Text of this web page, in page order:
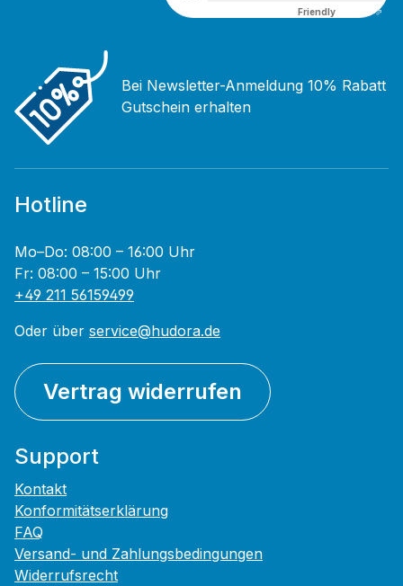
Friendly Captcha ⇗
Bei Newsletter-Anmeldung 10% Rabatt
Gutschein erhalten
Hotline
Mo–Do: 08:00 – 16:00 Uhr
Fr: 08:00 – 15:00 Uhr
+49 211 56159499
Oder über service@hudora.de
Vertrag widerrufen
Support
Kontakt
Konformitätserklärung
FAQ
Versand- und Zahlungsbedingungen
Widerrufsrecht